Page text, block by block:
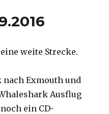
weite Strecke.
Exmouth und
Ausflug
ein CD-